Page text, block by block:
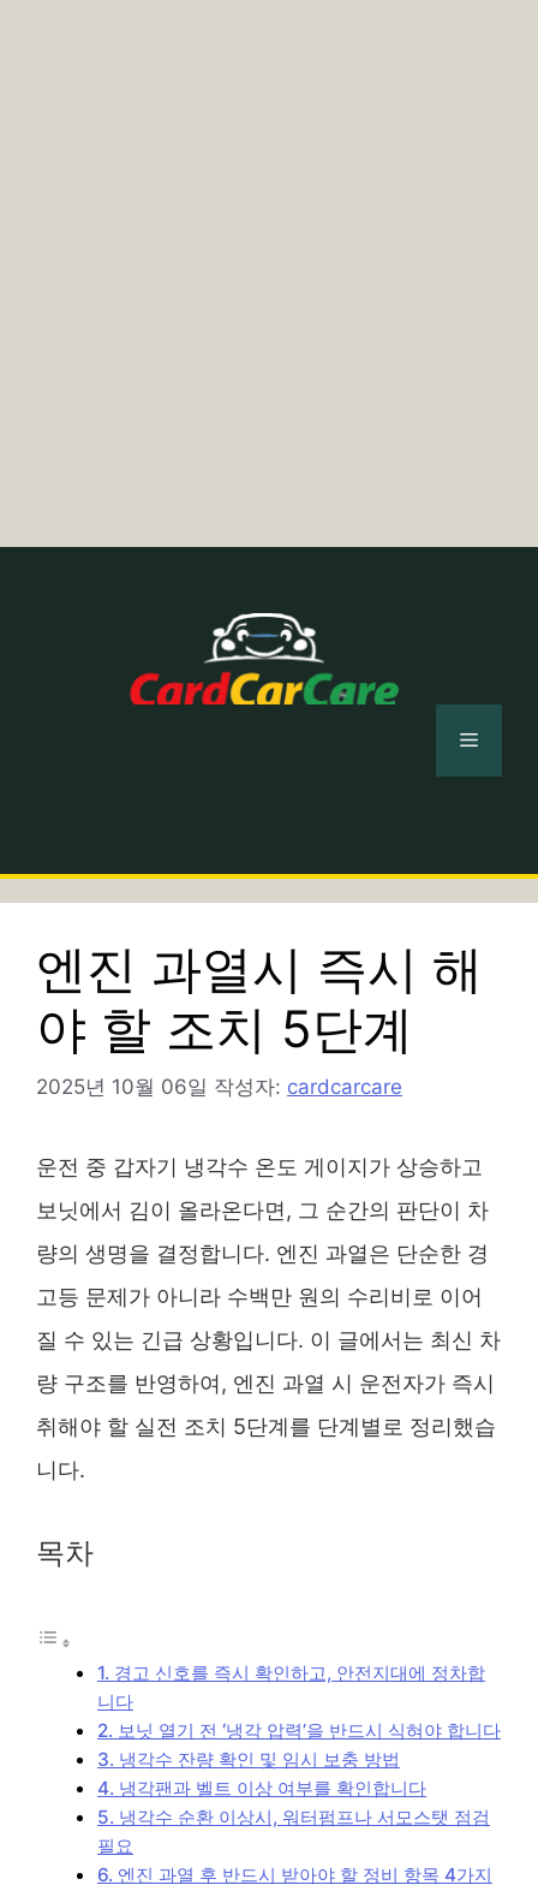
메
엔진 과열시 즉시 해
야 할 조치 5단계
2025년 10월 06일 작성자: cardcarcare
운전 중 갑자기 냉각수 온도 게이지가 상승하고
보닛에서 김이 올라온다면, 그 순간의 판단이 차
량의 생명을 결정합니다. 엔진 과열은 단순한 경
고등 문제가 아니라 수백만 원의 수리비로 이어
질 수 있는 긴급 상황입니다. 이 글에서는 최신 차
량 구조를 반영하여, 엔진 과열 시 운전자가 즉시
취해야 할 실전 조치 5단계를 단계별로 정리했습
니다.
목차
1. 경고 신호를 즉시 확인하고, 안전지대에 정차합
니다
2. 보닛 열기 전 ‘냉각 압력’을 반드시 식혀야 합니다
3. 냉각수 잔량 확인 및 임시 보충 방법
4. 냉각팬과 벨트 이상 여부를 확인합니다
5. 냉각수 순환 이상시, 워터펌프나 서모스탯 점검
필요
6. 엔진 과열 후 반드시 받아야 할 정비 항목 4가지